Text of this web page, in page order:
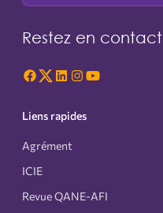
Restez en contact
Liens rapides
Agrément
ICIE
Revue QANE-AFI